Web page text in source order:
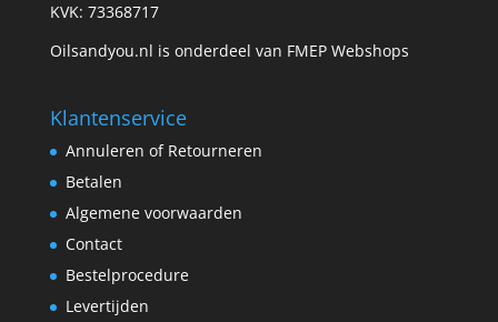
KVK: 73368717
Oilsandyou.nl is onderdeel van FMEP Webshops
Klantenservice
Annuleren of Retourneren
Betalen
Algemene voorwaarden
Contact
Bestelprocedure
Levertijden